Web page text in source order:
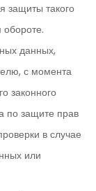
защиты такого
данных,
с момента
законного
по защите прав
в случае
или